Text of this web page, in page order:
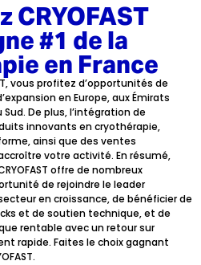
CRYOFAST
#1 de la
en France
vous profitez d’opportunités de
en Europe, aux Émirats
De plus, l’intégration de
innovants en cryothérapie,
ainsi que des ventes
votre activité. En résumé,
offre de nombreux
de rejoindre le leader
en croissance, de bénéficier de
et de soutien technique, et de
rentable avec un retour sur
rapide. Faites le choix gagnant